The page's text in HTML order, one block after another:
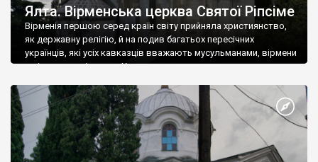
Ялта. Вірменська церква Святої Ріпсіме
Вірменія першою серед країн світу прийняла християнство,
як державну релігію, й на подив багатьох пересічних
українців, які усіх кавказців вважають мусульманами, вірмени
є відданими вірянами Христа